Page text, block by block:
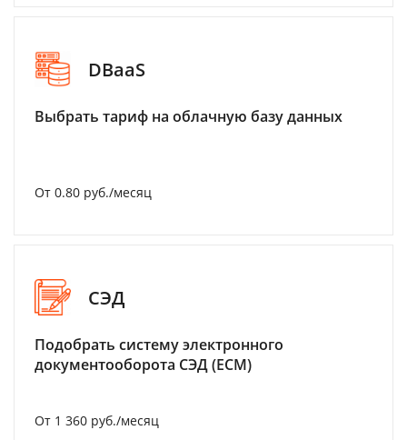
DBaaS
Выбрать тариф на облачную базу данных
От 0.80 руб./месяц
СЭД
Подобрать систему электронного
документооборота СЭД (ECM)
От 1 360 руб./месяц